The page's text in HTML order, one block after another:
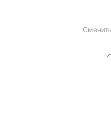
ТРИКОТАЖНЫЙ ТОП С